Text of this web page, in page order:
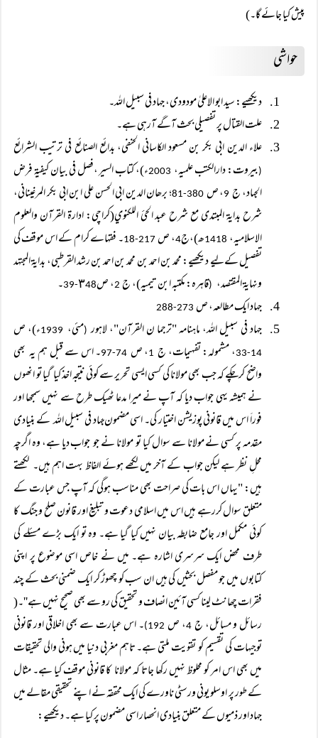
پیش کیا جائے گا۔)
حواشی
دیکھیے: سید ابو الاعلیٰ مودودی، جہاد فی سبیل اللہ۔
علت القتال پر تفصیلی بحث آگے آرہی ہے۔
علاء الدین ابی بکر بن مسعود الکاسانی الحنفی، بدائع الصنائع في ترتيب الشرائع
(بیروت: دارالکتب علمیہ،
ء)، کتاب السیر ،فصل في بيان كيفية فرض
الجهاد، ج ، ص
؛ برھان الدین ابی الحسن علی ابن ابی بکر المرغینانی،
شرح بداية المبتدى مع شرح عبد الحئ اللکنوي(کراچی: ادارۃ القرآن والعلوم
الاسلامیہ،
ھ)،ج4، ص
۔ فقہاے کرام کے اس موقف کی
تفصیل کےلیے دیکھیے: محمد بن احمد بن محمد بن احمد بن رشد القرطبی، بداية المجتهد
ونهاية المقتصد، (قاہرہ: مکتبہ ابن تیمیہ)، ج ، ص٣48-39
۔
جہاد ایک مطالعہ، ص
جہاد فی سبیل اللہ، ماہنامہ "ترجما ن القرآن"، لاہور(مئی، ء)، ص
14-33 ، مشمولہ: تفہیمات، ج ، ص
۔ اس سے قبل ہم یہ بھی
واضح کرچکے کہ جب بھی مولانا کی کسی ایسی تحریر سے کوئی نتیجہ اخذ کیا گیا تو انھوں
نے ہمیشہ یہی جواب دیا کہ آپ نے میرا مدعا ٹھیک طرح سے نہیں سمجھا اور
فوراَ اس میں قانونی پوزیشن اختیار کی۔ اسی مضمون ـــجہاد فی سبیل اللہ ــــ کے بنیادی
مقدمہ پر کسی نے مولانا سے سوال کیا تو مولانا نے جو جواب دیا ہے، وہ اگرچہ
محلِ نظر ہے لیکن جواب کے آخر میں لکھے ہوئے الفاظ بہت اہم ہیں۔ لکھتے
ہیں: "یہاں اس بات کی صراحت بھی مناسب ہوگی کہ آپ جس عبارت کے
متعلق سوال کررہے ہیں اس میں اسلامی دعوت و تبلیغ اور قانون صلح و جنگ کا
کوئی مکمل اور جامع ضابطہ بیان نہیں کیا گیا ہے۔ وہ تو ایک بڑے مسئلے کی
طرف محض ایک سرسری اشارہ ہے۔ میں نے خاص اسی موضوع پر اپنی
کتابوں میں جو مفصل بحثیں کی ہیں ان سب کو چھوڑ کر ایک ضمنی بحث کے چند
فقرات چھانٹ لینا کسی آئین انصاف و تحقیق کی رو سے بھی صحیح نہیں ہے''۔(
رسائل و مسائل، ج 4 ، ص
۔ اس عبارت سے بھی اخلاقی اور قانونی
توجیہات کی تقسیم کو تقویت ملتی ہے۔ تاہم مغربی دنیا میں ہونی والی تحقیقات
میں بھی اس امر کو محلوظ نہیں رکھا جاتا کہ مولانا کا قانونی موقف کیا ہے۔ مثال
کے طور پر اوسلو یونی ورسٹی ناورے کی ایک محققہ نے اپنے تحقیقی مقالے میں
جہاد اور ذمیوں کے متعلق بنیادی انحصار اسی مضمون پر کیا ہے۔ دیکھیے: